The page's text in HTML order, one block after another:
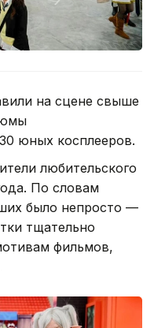
на сцене свыше
юных косплееров.
любительского
По словам
было непросто —
тщательно
фильмов,